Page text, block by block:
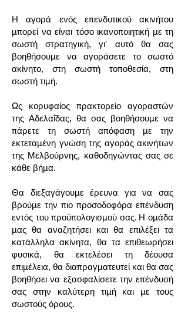
Η αγορά ενός επενδυτικού ακινήτου
μπορεί να είναι τόσο ικανοποιητική με τη
σωστή στρατηγική, γι' αυτό θα σας
βοηθήσουμε να αγοράσετε το σωστό
ακίνητο, στη σωστή τοποθεσία, στη
σωστή τιμή.
Ως κορυφαίος πρακτορείο αγοραστών
της Αδελαΐδας, θα σας βοηθήσουμε να
πάρετε τη σωστή απόφαση με την
εκτεταμένη γνώση της αγοράς ακινήτων
της Μελβούρνης, καθοδηγώντας σας σε
κάθε βήμα.
Θα διεξαγάγουμε έρευνα για να σας
βρούμε την πιο προσοδοφόρα επένδυση
εντός του προϋπολογισμού σας. Η ομάδα
μας θα αναζητήσει και θα επιλέξει τα
κατάλληλα ακίνητα, θα τα επιθεωρήσει
φυσικά, θα εκτελέσει τη δέουσα
επιμέλεια, θα διαπραγματευτεί και θα σας
βοηθήσει να εξασφαλίσετε την επένδυσή
σας στην καλύτερη τιμή και με τους
σωστούς όρους.